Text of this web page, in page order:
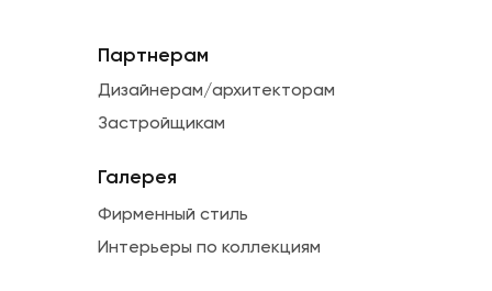
Партнерам
Дизайнерам/архитекторам
Застройщикам
Галерея
Фирменный стиль
Интерьеры по коллекциям